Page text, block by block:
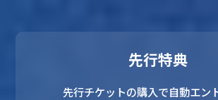
先行特典
先行チケットの購入で自動エン